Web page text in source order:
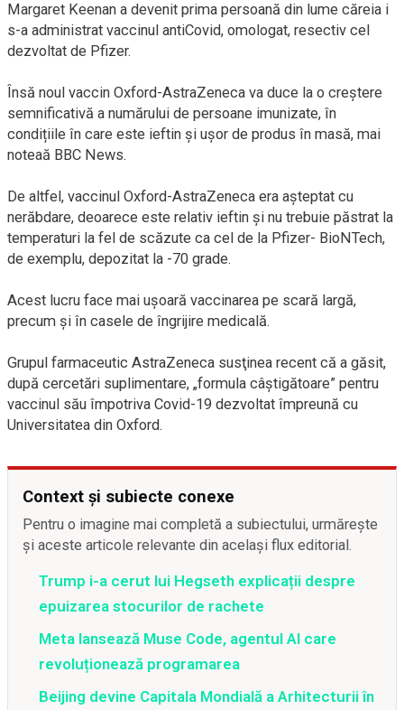
Margaret Keenan a devenit prima persoană din lume căreia i
s-a administrat vaccinul antiCovid, omologat, resectiv cel
dezvoltat de Pfizer.
Însă noul vaccin Oxford-AstraZeneca va duce la o creștere
semnificativă a numărului de persoane imunizate, în
condițiile în care este ieftin și ușor de produs în masă, mai
noteaă BBC News.
De altfel, vaccinul Oxford-AstraZeneca era aşteptat cu
nerăbdare, deoarece este relativ ieftin şi nu trebuie păstrat la
temperaturi la fel de scăzute ca cel de la Pfizer- BioNTech,
de exemplu, depozitat la -70 grade.
Acest lucru face mai uşoară vaccinarea pe scară largă,
precum şi în casele de îngrijire medicală.
Grupul farmaceutic AstraZeneca susţinea recent că a găsit,
după cercetări suplimentare, „formula câştigătoare” pentru
vaccinul său împotriva Covid-19 dezvoltat împreună cu
Universitatea din Oxford.
Context și subiecte conexe
Pentru o imagine mai completă a subiectului, urmărește
și aceste articole relevante din același flux editorial.
Trump i-a cerut lui Hegseth explicații despre
epuizarea stocurilor de rachete
Meta lansează Muse Code, agentul AI care
revoluționează programarea
Beijing devine Capitala Mondială a Arhitecturii în